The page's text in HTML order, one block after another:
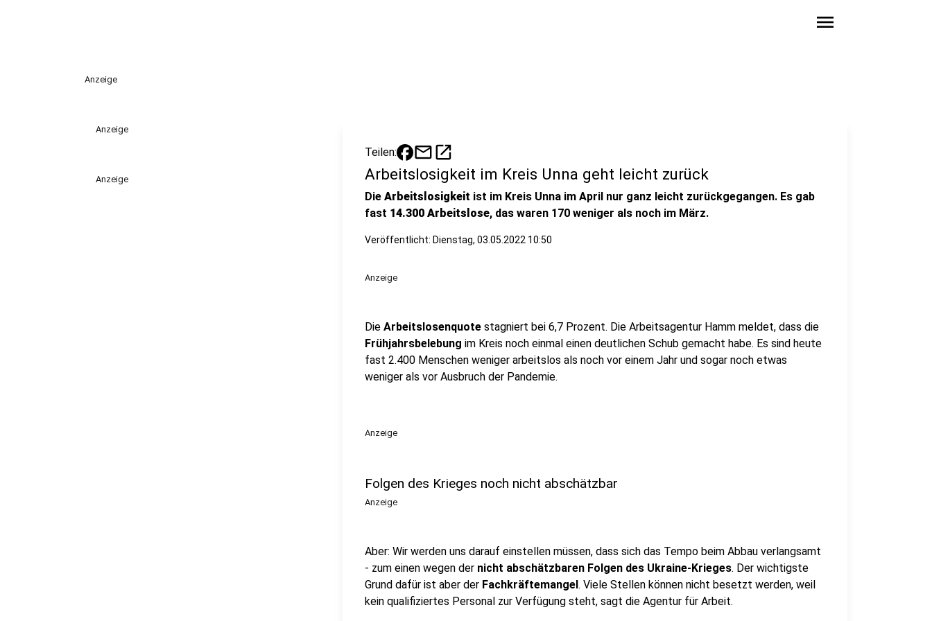
menu
Anzeige
Anzeige
Anzeige
Teilen: mailopen_in_new
Arbeitslosigkeit im Kreis Unna geht leicht zurück
Die Arbeitslosigkeit ist im Kreis Unna im April nur ganz leicht zurückgegangen. Es gab
fast 14.300 Arbeitslose, das waren 170 weniger als noch im März.
Veröffentlicht: Dienstag, 03.05.2022 10:50
Anzeige
Die Arbeitslosenquote stagniert bei 6,7 Prozent. Die Arbeitsagentur Hamm meldet, dass die
Frühjahrsbelebung im Kreis noch einmal einen deutlichen Schub gemacht habe. Es sind heute
fast 2.400 Menschen weniger arbeitslos als noch vor einem Jahr und sogar noch etwas
weniger als vor Ausbruch der Pandemie.
Anzeige
Folgen des Krieges noch nicht abschätzbar
Anzeige
Aber: Wir werden uns darauf einstellen müssen, dass sich das Tempo beim Abbau verlangsamt
- zum einen wegen der nicht abschätzbaren Folgen des Ukraine-Krieges. Der wichtigste
Grund dafür ist aber der Fachkräftemangel. Viele Stellen können nicht besetzt werden, weil
kein qualifiziertes Personal zur Verfügung steht, sagt die Agentur für Arbeit.